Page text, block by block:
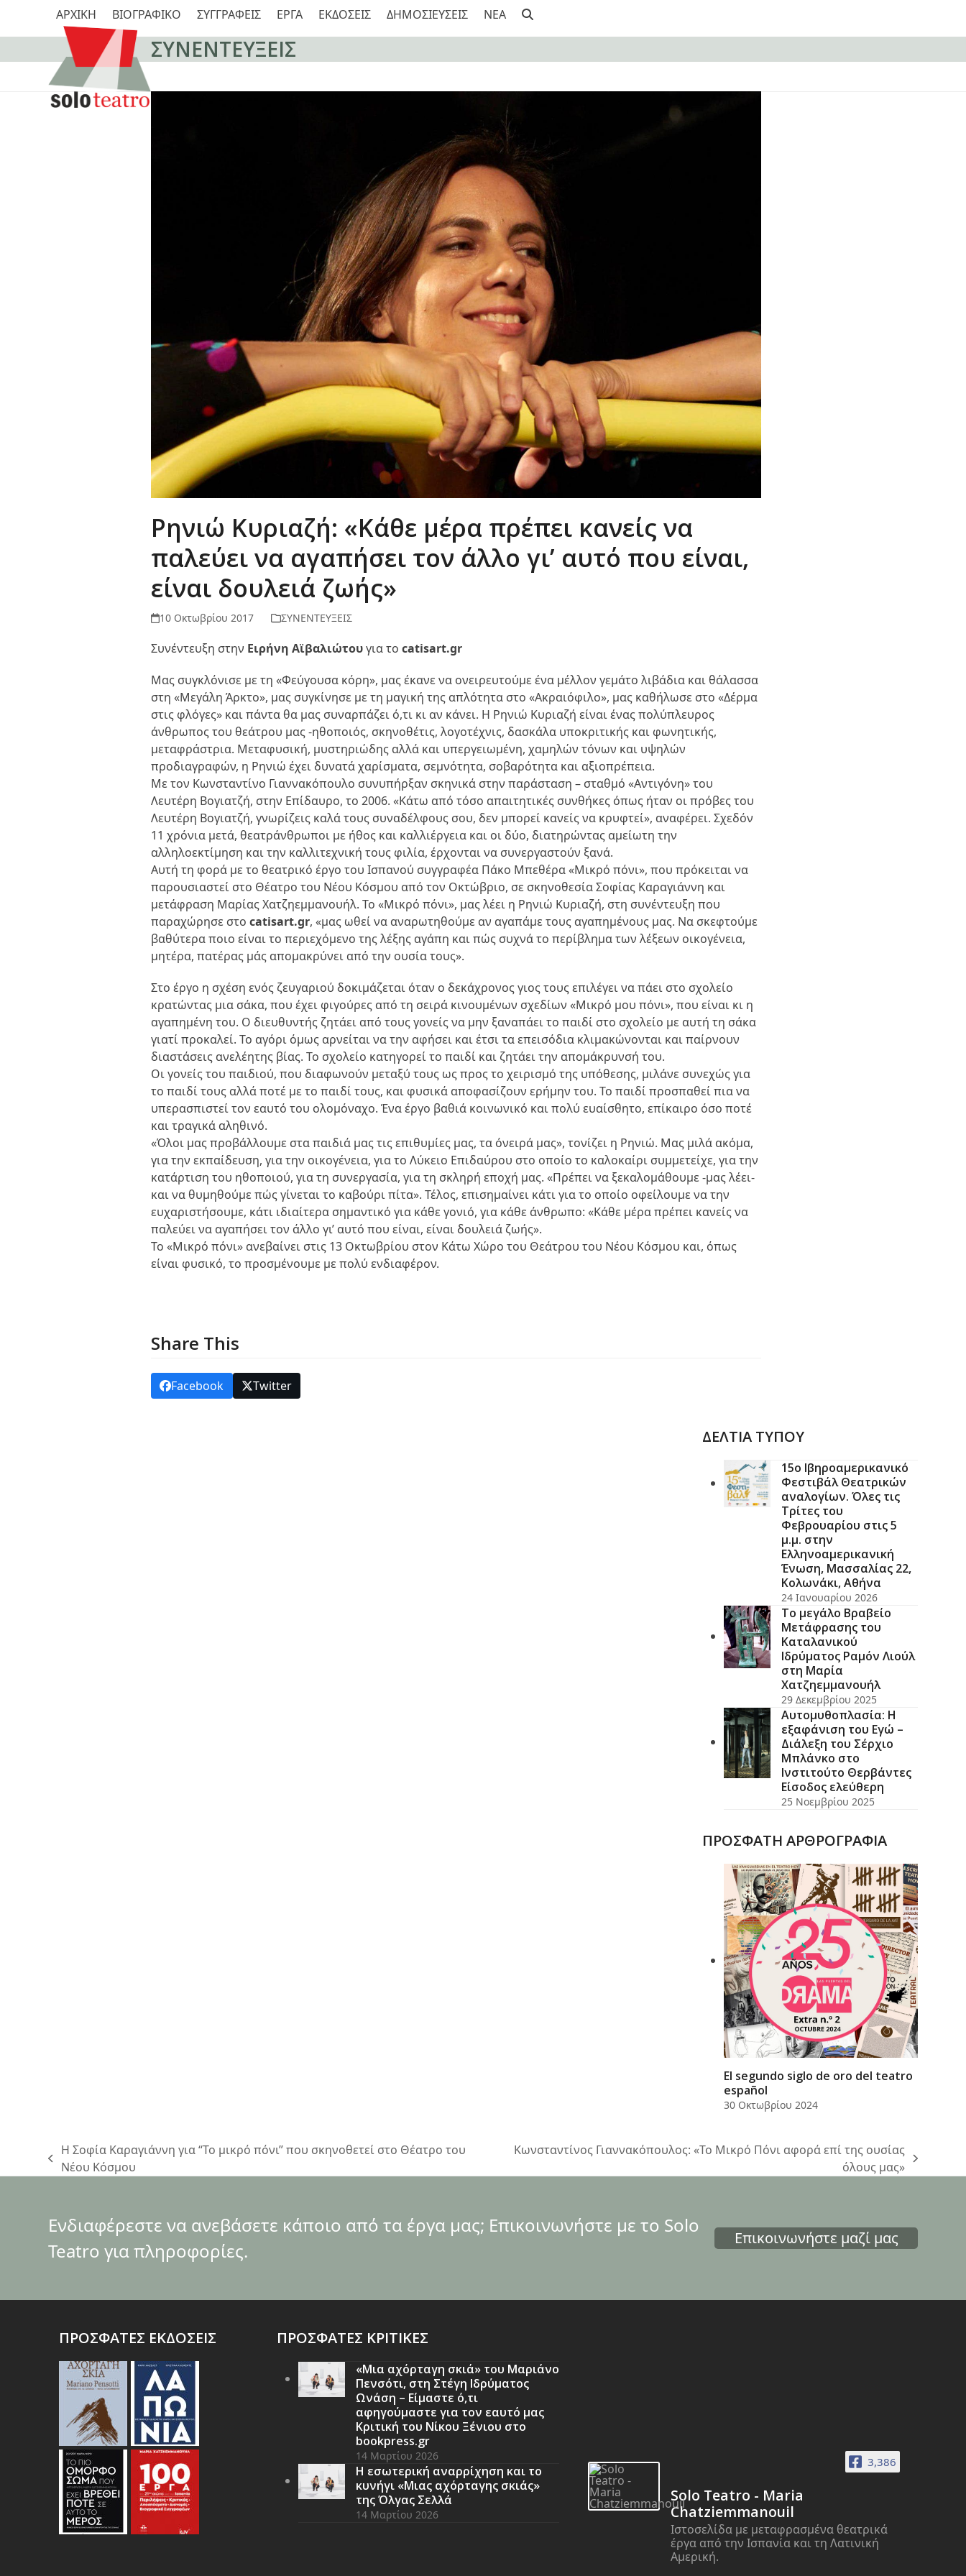
ΑΡΧΙΚΗ ΒΙΟΓΡΑΦΙΚΟ ΣΥΓΓΡΑΦΕΙΣ ΕΡΓΑ ΕΚΔΟΣΕΙΣ ΔΗΜΟΣΙΕΥΣΕΙΣ NEA
ΣΥΝΕΝΤΕΥΞΕΙΣ
Ρηνιώ Κυριαζή: «Κάθε μέρα πρέπει κανείς να
παλεύει να αγαπήσει τον άλλο γι’ αυτό που είναι,
είναι δουλειά ζωής»
10 Οκτωβρίου 2017 ΣΥΝΕΝΤΕΥΞΕΙΣ
Συνέντευξη στην Ειρήνη Αϊβαλιώτουγια το catisart.gr
Μας συγκλόνισε με τη «Φεύγουσα κόρη», μας έκανε να ονειρευτούμε ένα μέλλον γεμάτο λιβάδια και θάλασσα
στη «Μεγάλη Άρκτο», μας συγκίνησε με τη μαγική της απλότητα στο «Ακραιόφιλο», μας καθήλωσε στο «Δέρμα
στις φλόγες» και πάντα θα μας συναρπάζει ό,τι κι αν κάνει. Η Ρηνιώ Κυριαζή είναι ένας πολύπλευρος
άνθρωπος του θεάτρου μας -ηθοποιός, σκηνοθέτις, λογοτέχνις, δασκάλα υποκριτικής και φωνητικής,
μεταφράστρια. Μεταφυσική, μυστηριώδης αλλά και υπεργειωμένη, χαμηλών τόνων και υψηλών
προδιαγραφών, η Ρηνιώ έχει δυνατά χαρίσματα, σεμνότητα, σοβαρότητα και αξιοπρέπεια.
Με τον Κωνσταντίνο Γιαννακόπουλο συνυπήρξαν σκηνικά στην παράσταση – σταθμό «Αντιγόνη» του
Λευτέρη Βογιατζή, στην Επίδαυρο, το 2006. «Κάτω από τόσο απαιτητικές συνθήκες όπως ήταν οι πρόβες του
Λευτέρη Βογιατζή, γνωρίζεις καλά τους συναδέλφους σου, δεν μπορεί κανείς να κρυφτεί», αναφέρει. Σχεδόν
11 χρόνια μετά, θεατράνθρωποι με ήθος και καλλιέργεια και οι δύο, διατηρώντας αμείωτη την
αλληλοεκτίμηση και την καλλιτεχνική τους φιλία, έρχονται να συνεργαστούν ξανά.
Αυτή τη φορά με το θεατρικό έργο του Ισπανού συγγραφέα Πάκο Μπεθέρα «Μικρό πόνι», που πρόκειται να
παρουσιαστεί στο Θέατρο του Νέου Κόσμου από τον Οκτώβριο, σε σκηνοθεσία Σοφίας Καραγιάννη και
μετάφραση Μαρίας Χατζηεμμανουήλ. Το «Μικρό πόνι», μας λέει η Ρηνιώ Κυριαζή, στη συνέντευξη που
παραχώρησε στοcatisart.gr, «μας ωθεί να αναρωτηθούμε αν αγαπάμε τους αγαπημένους μας. Να σκεφτούμε
βαθύτερα ποιο είναι το περιεχόμενο της λέξης αγάπη και πώς συχνά το περίβλημα των λέξεων οικογένεια,
μητέρα, πατέρας μάς απομακρύνει από την ουσία τους».
Στο έργο η σχέση ενός ζευγαριού δοκιμάζεται όταν ο δεκάχρονος γιος τους επιλέγει να πάει στο σχολείο
κρατώντας μια σάκα, που έχει φιγούρες από τη σειρά κινουμένων σχεδίων «Μικρό μου πόνι», που είναι κι η
αγαπημένη του. Ο διευθυντής ζητάει από τους γονείς να μην ξαναπάει το παιδί στο σχολείο με αυτή τη σάκα
γιατί προκαλεί. Το αγόρι όμως αρνείται να την αφήσει και έτσι τα επεισόδια κλιμακώνονται και παίρνουν
διαστάσεις ανελέητης βίας. Το σχολείο κατηγορεί το παιδί και ζητάει την απομάκρυνσή του.
Οι γονείς του παιδιού, που διαφωνούν μεταξύ τους ως προς το χειρισμό της υπόθεσης, μιλάνε συνεχώς για
το παιδί τους αλλά ποτέ με το παιδί τους, και φυσικά αποφασίζουν ερήμην του. Το παιδί προσπαθεί πια να
υπερασπιστεί τον εαυτό του ολομόναχο. Ένα έργο βαθιά κοινωνικό και πολύ ευαίσθητο, επίκαιρο όσο ποτέ
και τραγικά αληθινό.
«Όλοι μας προβάλλουμε στα παιδιά μας τις επιθυμίες μας, τα όνειρά μας», τονίζει η Ρηνιώ. Μας μιλά ακόμα,
για την εκπαίδευση, για την οικογένεια, για το Λύκειο Επιδαύρου στο οποίο το καλοκαίρι συμμετείχε, για την
κατάρτιση του ηθοποιού, για τη συνεργασία, για τη σκληρή εποχή μας. «Πρέπει να ξεκαλομάθουμε -μας λέει-
και να θυμηθούμε πώς γίνεται το καβούρι πίτα». Τέλος, επισημαίνει κάτι για το οποίο οφείλουμε να την
ευχαριστήσουμε, κάτι ιδιαίτερα σημαντικό για κάθε γονιό, για κάθε άνθρωπο: «Κάθε μέρα πρέπει κανείς να
παλεύει να αγαπήσει τον άλλο γι’ αυτό που είναι, είναι δουλειά ζωής».
Το «Μικρό πόνι» ανεβαίνει στις 13 Οκτωβρίου στον Κάτω Χώρο του Θεάτρου του Νέου Κόσμου και, όπως
είναι φυσικό, το προσμένουμε με πολύ ενδιαφέρον.
Share This
Facebook Twitter
ΔΕΛΤΙΑ ΤΥΠΟΥ
15ο Ιβηροαμερικανικό
Φεστιβάλ Θεατρικών
αναλογίων. Όλες τις
Τρίτες του
Φεβρουαρίου στις 5
μ.μ. στην
Ελληνοαμερικανική
Ένωση, Μασσαλίας 22,
Κολωνάκι, Αθήνα
24 Ιανουαρίου 2026
Το μεγάλο Βραβείο
Μετάφρασης του
Καταλανικού
Ιδρύματος Ραμόν Λιούλ
στη Μαρία
Χατζηεμμανουήλ
29 Δεκεμβρίου 2025
Αυτομυθοπλασία: Η
εξαφάνιση του Εγώ –
Διάλεξη του Σέρχιο
Μπλάνκο στο
Ινστιτούτο Θερβάντες
Είσοδος ελεύθερη
25 Νοεμβρίου 2025
ΠΡΟΣΦΑΤΗ ΑΡΘΡΟΓΡΑΦΙΑ
El segundo siglo de oro del teatro
español
30 Οκτωβρίου 2024
previous
Η Σοφία Καραγιάννη για “Το μικρό πόνι” που σκηνοθετεί στο Θέατρο του
Νέου Κόσμου
Κωνσταντίνος Γιαννακόπουλος: «Το Μικρό Πόνι αφορά επί της ουσίας
όλους μας»
Ενδιαφέρεστε να ανεβάσετε κάποιο από τα έργα μας; Επικοινωνήστε με το Solo
Teatro για πληροφορίες.
Επικοινωνήστε μαζί μας
ΠΡΟΣΦΑΤΕΣ ΕΚΔΟΣΕΙΣ ΠΡΟΣΦΑΤΕΣ ΚΡΙΤΙΚΕΣ
«Μια αχόρταγη σκιά» του Μαριάνο
Πενσότι, στη Στέγη Ιδρύματος
Ωνάση – Είμαστε ό,τι
αφηγούμαστε για τον εαυτό μας
Κριτική του Νίκου Ξένιου στο
bookpress.gr
14 Μαρτίου 2026
Η εσωτερική αναρρίχηση και το
κυνήγι «Μιας αχόρταγης σκιάς»
της Όλγας Σελλά
14 Μαρτίου 2026
3,386
Solo Teatro - Maria
Chatziemmanouil
Ιστοσελίδα με μεταφρασμένα θεατρικά
έργα από την Ισπανία και τη Λατινική
Αμερική.